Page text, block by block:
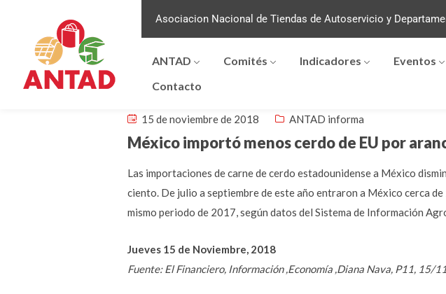
Asociacion Nacional de Tiendas de Autoservicio y
ANTAD Comités Indicadores Eventos
Contacto
15 de noviembre de 2018 ANTAD informa
México importó menos cerdo de EU por
Las importaciones de carne de cerdo estadounidense a México
ciento. De julio a septiembre de este año entraron a México cerca
mismo periodo de 2017, según datos del Sistema de Información
Jueves 15 de Noviembre, 2018
Fuente: El Financiero, Información ,Economía ,Diana Nava, P11, 15/